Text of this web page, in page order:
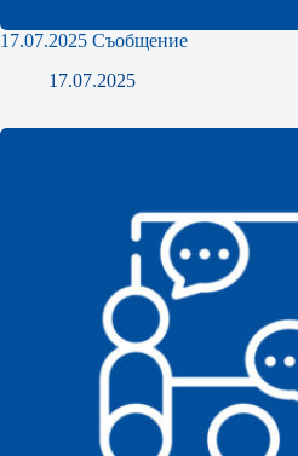
17.07.2025 Съобщение
17.07.2025